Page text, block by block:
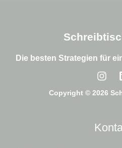
Die besten Strategien für
Copyright © 2026